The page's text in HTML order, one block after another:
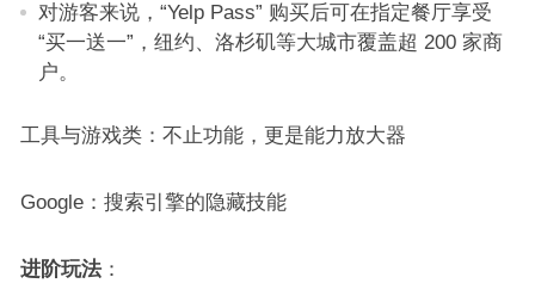
对游客来说，“Yelp Pass” 购买后可在指定餐厅享受
“买一送一”，纽约、洛杉矶等大城市覆盖超 200 家商
户。​
工具与游戏类：不止功能，更是能力放大器​
Google：搜索引擎的隐藏技能​
进阶玩法：​